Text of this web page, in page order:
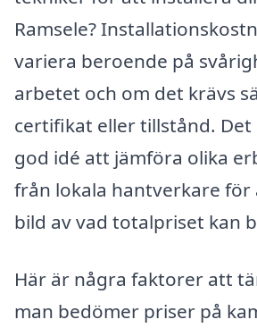
Ramsele?
variera beroende på
arbetet och om det krävs
certifikat eller tillstånd. Det
god idé att jämföra olika
från lokala hantverkare för
bild av vad totalpriset kan
Här är några faktorer att
man bedömer priser på